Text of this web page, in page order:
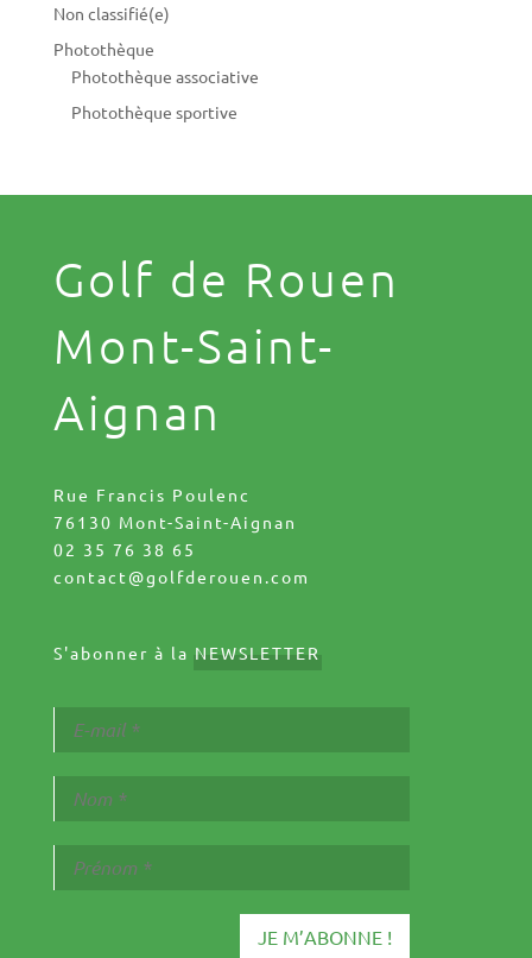
Non classifié(e)
Photothèque
Photothèque associative
Photothèque sportive
Golf de Rouen
Mont-Saint-
Aignan
Rue Francis Poulenc
76130 Mont-Saint-Aignan
02 35 76 38 65
contact@golfderouen.com
S'abonner à la NEWSLETTER